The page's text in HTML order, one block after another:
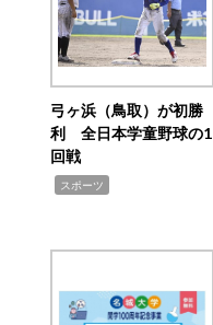
弓ヶ浜（鳥取）が初勝
利 全日本学童野球の1
回戦
スポーツ